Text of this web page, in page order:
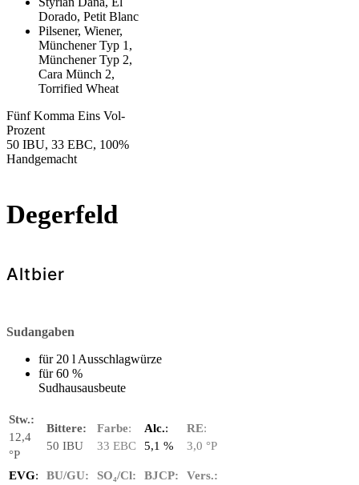
Dorado, Petit Blanc
Pilsener, Wiener,
Münchener Typ 1,
Münchener Typ 2,
Cara Münch 2,
Torrified Wheat
Fünf Komma Eins Vol-
Prozent
50 IBU, 33 EBC, 100%
Handgemacht
Degerfeld
Altbier
Sudangaben
für 20 l Ausschlagwürze
für 60 %
Sudhausausbeute
Stw.:
12,4
°P
Bittere:
50 IBU
Farbe:
33 EBC
Alc.:
5,1 %
RE:
3,0 °P
EVG:
BU/GU:
SO₄/Cl:
BJCP:
Vers.: